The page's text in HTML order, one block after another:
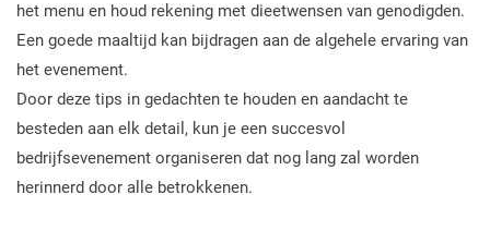
het menu en houd rekening met dieetwensen van genodigden.
Een goede maaltijd kan bijdragen aan de algehele ervaring van
het evenement.
Door deze tips in gedachten te houden en aandacht te
besteden aan elk detail, kun je een succesvol
bedrijfsevenement organiseren dat nog lang zal worden
herinnerd door alle betrokkenen.